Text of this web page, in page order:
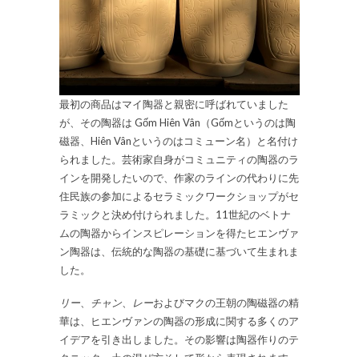
最初の商品はマイ陶器と親密に呼ばれていました
が、その陶器は Gốm Hiên Vân（Gốmというのは陶
磁器、Hiên Vânというのはコミューン名）と名付け
られました。芸術家自身がコミュニティの陶器のラ
インを開発したいので、作家のラインの代わりに先
住民族の参加によるセラミックワークショップがセ
ラミックと決め付けられました。11世紀のベトナ
ムの陶器からインスピレーションを得たヒエンヴァ
ン陶器は、伝統的な陶器の基礎に基づいて生まれま
した。
リー、 チャン、 レーおよびマクの王朝の陶磁器の精
華は、ヒエンヴァンの陶器の形成に関する多くのア
イデアを引き出しました。その影響は陶器作りのテ